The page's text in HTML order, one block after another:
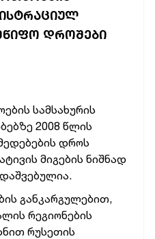
ᲓᲠᲝᲨᲔᲑᲘ
სამსახურის
2008 წლის
დროს
მიგებისნიშნად
განკარგულებით,
რეგიონების
რუსეთის